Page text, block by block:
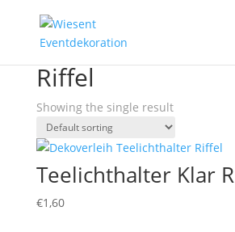
Riffel
Showing the single result
Teelichthalter Klar
€1,60